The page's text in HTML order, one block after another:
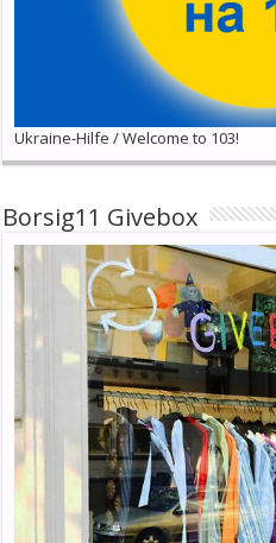
Ukraine-Hilfe / Welcome to 103!
Borsig11 Givebox